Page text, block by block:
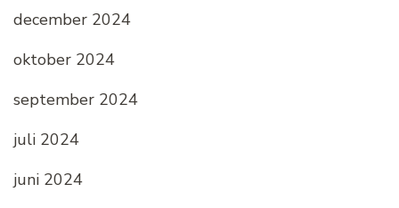
december 2024
oktober 2024
september 2024
juli 2024
juni 2024